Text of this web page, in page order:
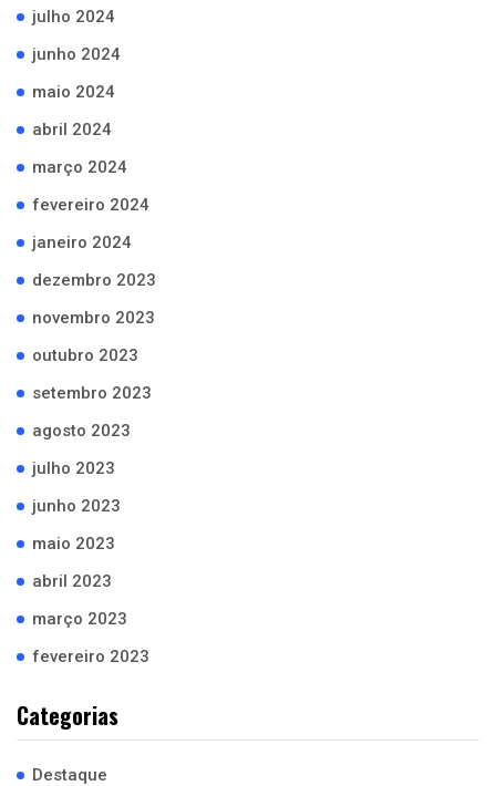
julho 2024
junho 2024
maio 2024
abril 2024
março 2024
fevereiro 2024
janeiro 2024
dezembro 2023
novembro 2023
outubro 2023
setembro 2023
agosto 2023
julho 2023
junho 2023
maio 2023
abril 2023
março 2023
fevereiro 2023
Categorias
Destaque